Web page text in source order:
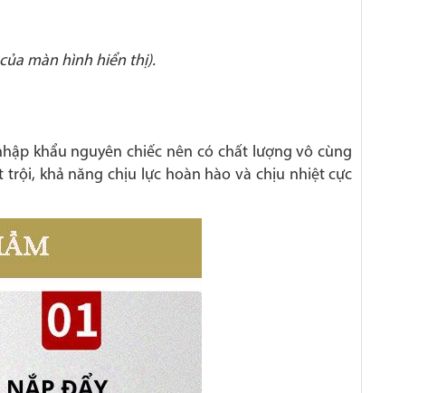
màn hình hiển thị).
khẩu nguyên chiếc nên có chất lượng vô cùng
khả năng chịu lực hoàn hào và chịu nhiệt cực